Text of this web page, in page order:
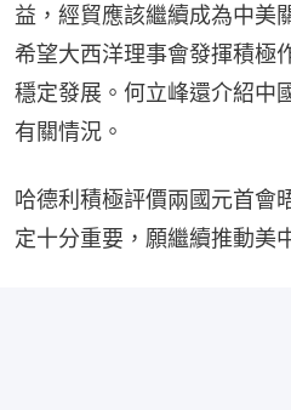
益，經貿應該繼續成為中美
希望大西洋理事會發揮積極
穩定發展。何立峰還介紹中
有關情況。
哈德利積極評價兩國元首會
定十分重要，願繼續推動美